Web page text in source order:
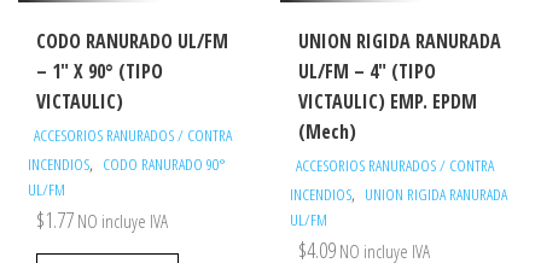
CODO RANURADO UL/FM
– 1″ X 90° (TIPO
VICTAULIC)
ACCESORIOS RANURADOS / CONTRA
INCENDIOS, CODO RANURADO 90°
UL/FM
$1.77 NO incluye IVA
UNION RIGIDA RANURADA
UL/FM – 4″ (TIPO
VICTAULIC) EMP. EPDM
(Mech)
ACCESORIOS RANURADOS / CONTRA
INCENDIOS, UNION RIGIDA RANURADA
UL/FM
$4.09 NO incluye IVA